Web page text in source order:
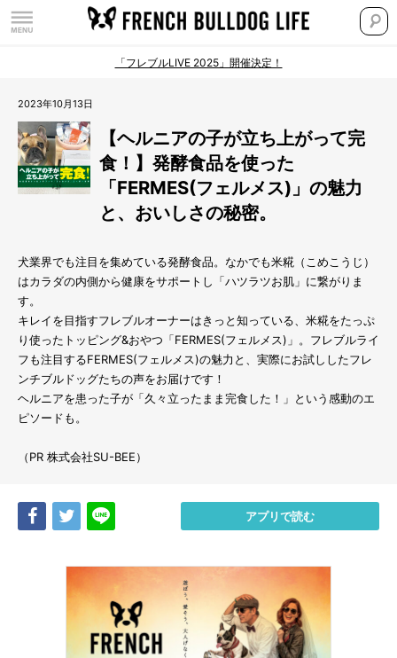
「フレブルLIVE 2025」開催決定！
2023年10月13日
【ヘルニアの子が立ち上がって完
食！】発酵食品を使った
「FERMES(フェルメス)」の魅力
と、おいしさの秘密。
犬業界でも注目を集めている発酵食品。なかでも米糀（こめこうじ）
はカラダの内側から健康をサポートし「ハツラツお肌」に繋がりま
す。
キレイを目指すフレブルオーナーはきっと知っている、米糀をたっぷ
り使ったトッピング&おやつ「FERMES(フェルメス)」。フレブルライ
フも注目するFERMES(フェルメス)の魅力と、実際にお試ししたフレ
ンチブルドッグたちの声をお届けです！
ヘルニアを患った子が「久々立ったまま完食した！」という感動のエ
ピソードも。
（PR 株式会社SU-BEE）
Share Tweet アプリで読む